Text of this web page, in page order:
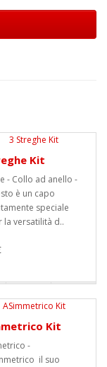
Kit
- Collo ad anello -
è un capo
speciale
la versatilità d..
Kit
-
il suo